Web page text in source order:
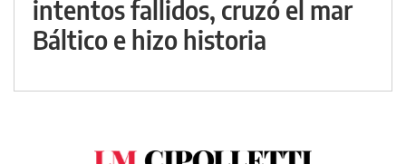
intentos fallidos, cruzó el mar
Báltico e hizo historia